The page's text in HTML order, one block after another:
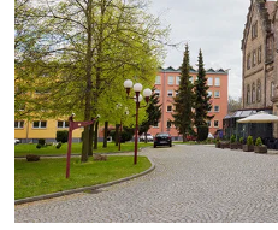
2 Erwachsene und 1 Kind